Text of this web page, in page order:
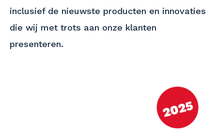
inclusief de nieuwste producten en innovaties
die wij met trots aan onze klanten
presenteren.